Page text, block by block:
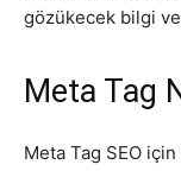
gözükecek bilgi
Meta Tag
Meta Tag SEO